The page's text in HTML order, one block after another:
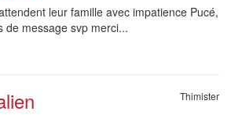
leur famille avec impatience Pucé,
de message svp merci...
Thimister